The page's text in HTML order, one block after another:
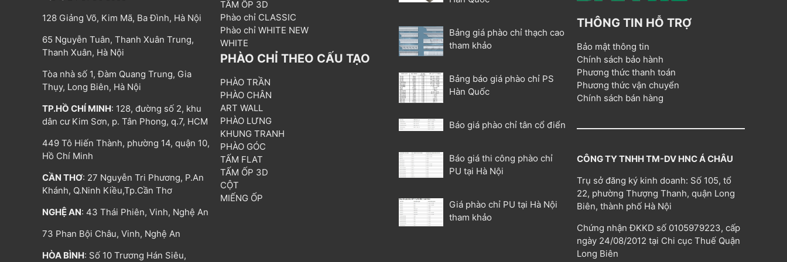
128 Giảng Võ, Kim Mã, Ba Đình, Hà Nội
65 Nguyễn Tuân, Thanh Xuân Trung,
Thanh Xuân, Hà Nội
Tòa nhà số 1, Đàm Quang Trung, Gia
Thụy, Long Biên, Hà Nội
TP.HỒ CHÍ MINH: 128, đường số 2, khu
dân cư Kim Sơn, p. Tân Phong, q.7, HCM
449 Tô Hiến Thành, phường 14, quận 10,
Hồ Chí Minh
CẦN THƠ: 27 Nguyễn Tri Phương, P.An
Khánh, Q.Ninh Kiều,Tp.Cần Thơ
NGHỆ AN: 43 Thái Phiên, Vinh, Nghệ An
73 Phan Bội Châu, Vinh, Nghệ An
HÒA BÌNH: Số 10 Trương Hán Siêu,
TẤM ỐP 3D
Phào chỉ CLASSIC
Phào chỉ WHITE NEW
WHITE
PHÀO CHỈ THEO CẤU TẠO
PHÀO TRẦN
PHÀO CHÂN
ART WALL
PHÀO LƯNG
KHUNG TRANH
PHÀO GÓC
TẤM FLAT
TẤM ỐP 3D
CỘT
MIẾNG ỐP
Bảng giá phào chỉ thạch cao
tham khảo
Bảng báo giá phào chỉ PS
Hàn Quốc
Báo giá phào chỉ tân cổ điển
Báo giá thi công phào chỉ
PU tại Hà Nội
Giá phào chỉ PU tại Hà Nội
tham khảo
THÔNG TIN HỖ TRỢ
Bảo mật thông tin
Chính sách bảo hành
Phương thức thanh toán
Phương thức vận chuyển
Chính sách bán hàng
CÔNG TY TNHH TM-DV HNC Á CHÂU
Trụ sở đăng ký kinh doanh: Số 105, tổ
22, phường Thượng Thanh, quận Long
Biên, thành phố Hà Nội
Chứng nhận ĐKKD số 0105979223, cấp
ngày 24/08/2012 tại Chi cục Thuế Quận
Long Biên